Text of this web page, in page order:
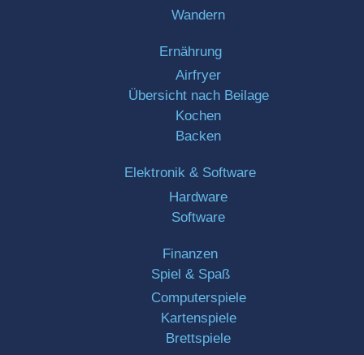
Wandern
Ernährung
Airfryer
Übersicht nach Beilage
Kochen
Backen
Elektronik & Software
Hardware
Software
Finanzen
Spiel & Spaß
Computerspiele
Kartenspiele
Brettspiele